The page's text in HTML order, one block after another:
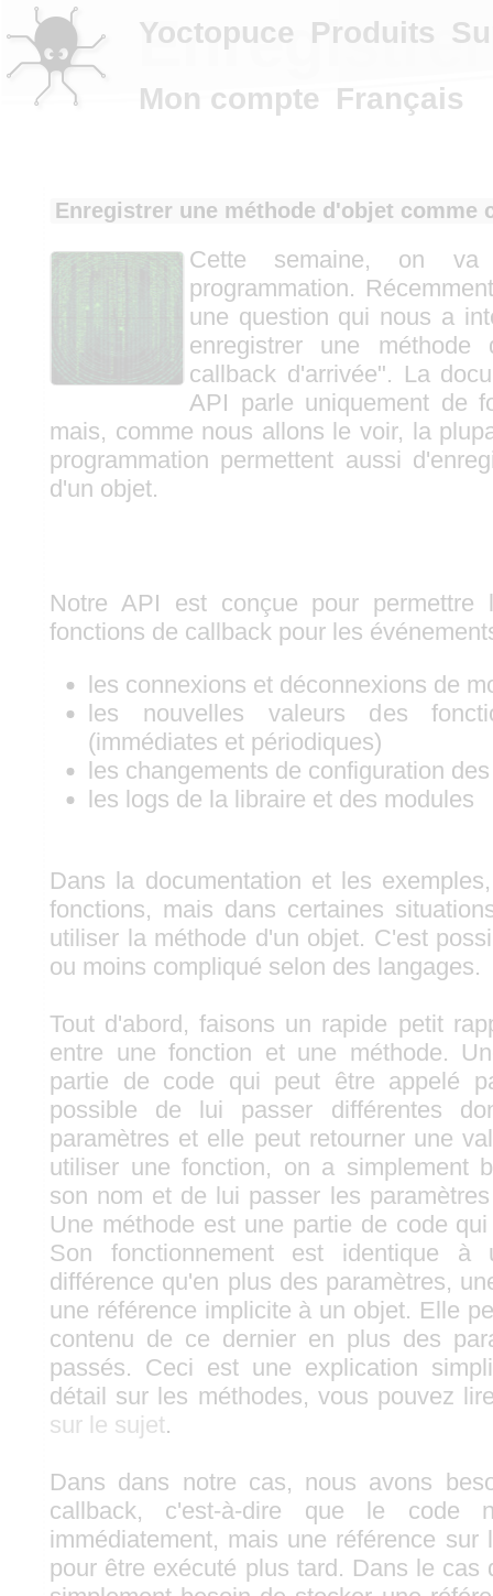
Enregistrer une méthode d'objet comme
Cette semaine, on
programmation.
une question qui nous a
enregistrer une méthode
callback d'arrivée". La
API parle uniquement de
mais, comme nous allons le voir, la
programmation permettent aussi
d'un objet.
Notre API est conçue pour permettre
fonctions de callback pour les
les connexions et déconnexions de
les nouvelles valeurs des
(immédiates et périodiques)
les changements de configuration
les logs de la libraire et des modules
Dans la documentation et les
fonctions, mais dans certaines
utiliser la méthode d'un objet. C'est
ou moins compliqué selon des langages.
Tout d'abord, faisons un rapide petit
entre une fonction et une méthode.
partie de code qui peut être appelé
possible de lui passer différentes
paramètres et elle peut retourner une
utiliser une fonction, on a simplement
son nom et de lui passer les
Une méthode est une partie de code
Son fonctionnement est identique
différence qu'en plus des paramètres,
une référence implicite à un objet. Elle
contenu de ce dernier en plus des
passés. Ceci est une explication
détail sur les méthodes, vous pouvez
sur le sujet.
Dans dans notre cas, nous avons
callback, c'est-à-dire que le code
immédiatement, mais une référence sur
pour être exécuté plus tard. Dans le cas
Yoctopuce Produits
Mon compte Français